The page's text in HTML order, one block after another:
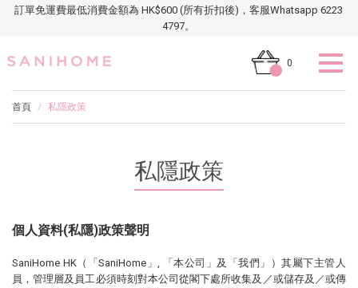
訂單免運費最低消費金額為 HK$600 (所有折扣後)，客服Whatsapp 6223
4797。
0
首頁 私隱政策
私隱政策
個人資料(私隱)政策聲明
SaniHome HK（「SaniHome」, 「本公司」及「我們」）其屬下主管人
員，管理層及員工必須時刻對本公司從閣下處所收集及／或儲存及／或傳